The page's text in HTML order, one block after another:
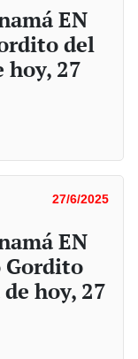
EN
del
hoy, 27
27/6/2025
EN
Gordito
hoy, 27